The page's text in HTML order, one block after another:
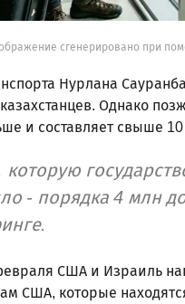
сгенерировано при
Нурлана
Однако
и составляет свыше
- порядка 4 млн
США и Израиль
США, которые